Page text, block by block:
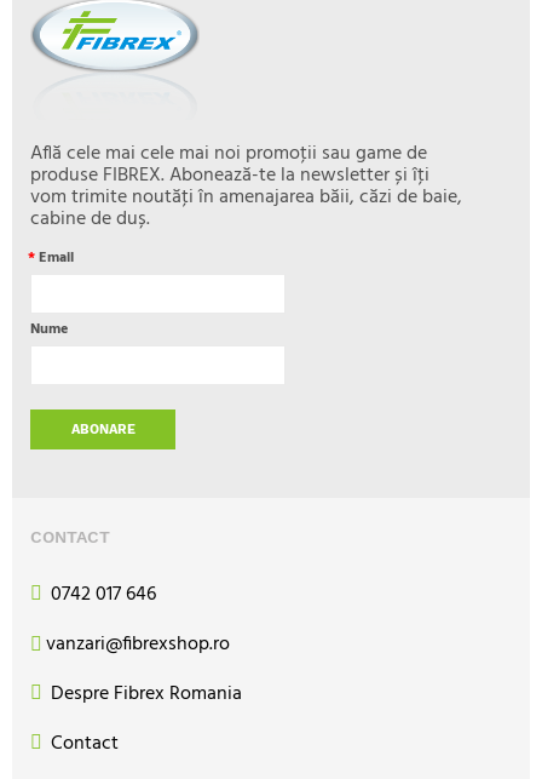
Află cele mai cele mai noi promoţii sau game de
produse FIBREX. Abonează-te la newsletter și îţi
vom trimite noutăţi în amenajarea băii, căzi de baie,
cabine de duș.
*Email
Nume
ABONARE
CONTACT
0742 017 646
vanzari@fibrexshop.ro
Despre Fibrex Romania
Contact